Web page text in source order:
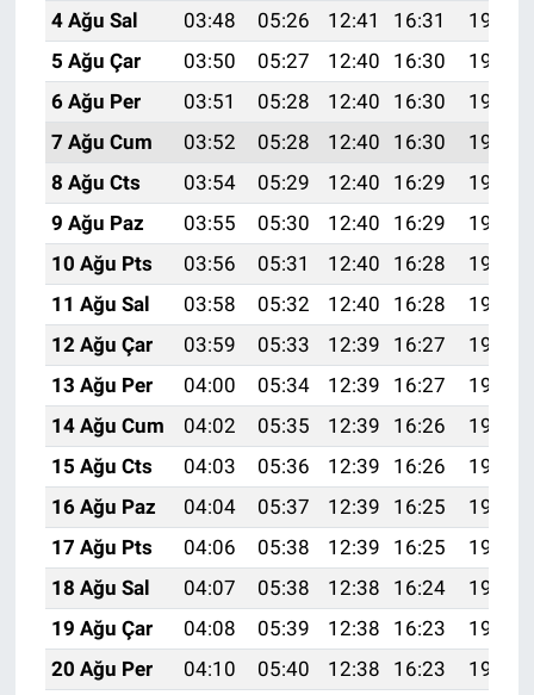
4 Ağu Sal
03:48 05:26 12:41 16:31
19:45
5 Ağu Çar
03:50 05:27 12:40 16:30
19:44
6 Ağu Per
03:51 05:28 12:40 16:30
19:43
7 Ağu Cum
03:52 05:28 12:40 16:30
19:42
8 Ağu Cts
03:54 05:29 12:40 16:29
19:41
9 Ağu Paz
03:55 05:30 12:40 16:29
19:40
10 Ağu Pts
03:56 05:31 12:40 16:28
19:38
11 Ağu Sal
03:58 05:32 12:40 16:28
19:37
12 Ağu Çar
03:59 05:33 12:39 16:27
19:36
13 Ağu Per
04:00 05:34 12:39 16:27
19:35
14 Ağu Cum
04:02 05:35 12:39 16:26
19:34
15 Ağu Cts
04:03 05:36 12:39 16:26
19:32
16 Ağu Paz
04:04 05:37 12:39 16:25
19:31
17 Ağu Pts
04:06 05:38 12:39 16:25
19:30
18 Ağu Sal
04:07 05:38 12:38 16:24
19:28
19 Ağu Çar
04:08 05:39 12:38 16:23
19:27
20 Ağu Per
04:10 05:40 12:38 16:23
19:26